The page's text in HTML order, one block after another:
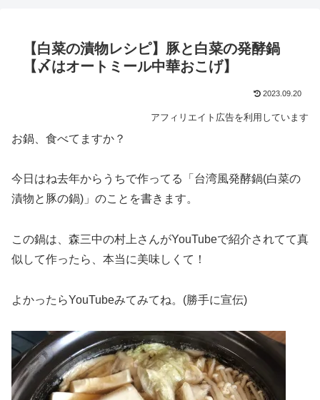
【白菜の漬物レシピ】豚と白菜の発酵鍋
【〆はオートミール中華おこげ】
2023.09.20
アフィリエイト広告を利用しています
お鍋、食べてますか？
今日はね去年からうちで作ってる「台湾風発酵鍋(白菜の
漬物と豚の鍋)」のことを書きます。
この鍋は、森三中の村上さんがYouTubeで紹介されてて真
似して作ったら、本当に美味しくて！
よかったらYouTubeみてみてね。(勝手に宣伝)